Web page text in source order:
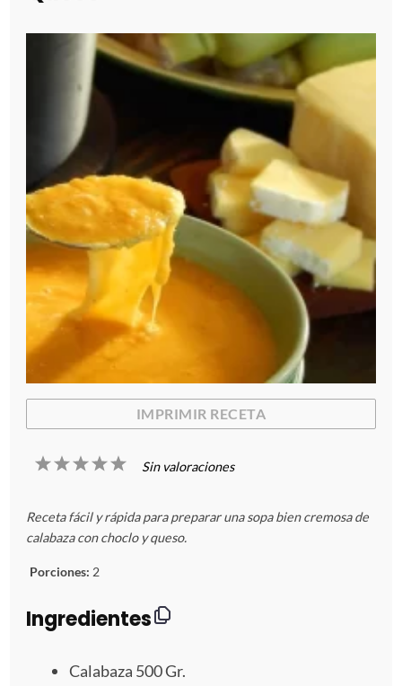
IMPRIMIR RECETA
5
s
r
e
4
s
r
3
s
t
r
e
2
s
t
r
e
1
s
t
r
Sin valoraciones
Receta fácil y rápida para preparar una sopa bien cremosa de
calabaza con choclo y queso.
Porciones: 2
Ingredientes
Calabaza 500Gr.